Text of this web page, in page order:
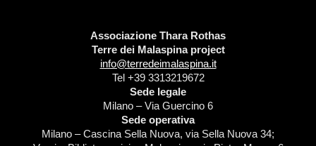
Associazione Thara Rothas
Terre dei Malaspina project
info@terredeimalaspina.it
Tel +39 3313219672
Sede legale
Milano – Via Guercino 6
Sede operativa
Milano – Cascina Sella Nuova, via Sella Nuova 34;